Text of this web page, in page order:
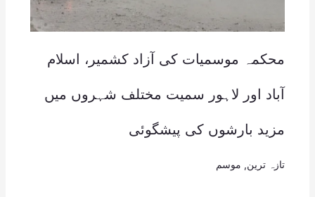
محکمہ موسمیات کی آزاد کشمیر، اسلام
آباد اور لاہور سمیت مختلف شہروں میں
مزید بارشوں کی پیشگوئی
تازہ ترین موسم